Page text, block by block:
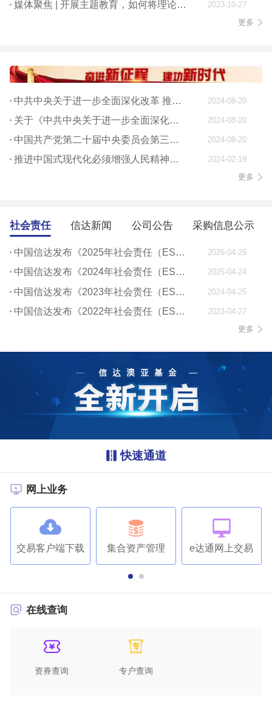
媒体聚焦 | 开展主题教育，如何将理论学习贯穿始终
2023-10-27
更多
中共中央关于进一步全面深化改革 推进中国式现代化的决定 2024-08-20
关于《中共中央关于进一步全面深化改革、 推进中国式现代化的决定》的说明 2024-08-20
中国共产党第二十届中央委员会第三次全体会议公报 2024-08-20
推进中国式现代化必须增强人民精神力量
2024-02-19
更多
社会责任 信达新闻 公司公告 采购信息公示
中国信达发布《2025年社会责任（ESG）报告》 2026-04-29
中国信达发布《2024年社会责任（ESG）报告》 2025-04-24
中国信达发布《2023年社会责任（ESG）报告》 2024-04-25
中国信达发布《2022年社会责任（ESG）报告》
2023-04-27
更多
快速通道
网上业务
交易客户端下载 集合资产管理 e达通网上交易
在线查询
资券查询 专户查询